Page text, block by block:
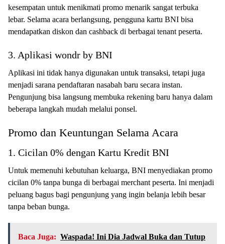
kesempatan untuk menikmati promo menarik sangat terbuka
lebar. Selama acara berlangsung, pengguna kartu BNI bisa
mendapatkan diskon dan cashback di berbagai tenant peserta.
3. Aplikasi wondr by BNI
Aplikasi ini tidak hanya digunakan untuk transaksi, tetapi juga
menjadi sarana pendaftaran nasabah baru secara instan.
Pengunjung bisa langsung membuka rekening baru hanya dalam
beberapa langkah mudah melalui ponsel.
Promo dan Keuntungan Selama Acara
1. Cicilan 0% dengan Kartu Kredit BNI
Untuk memenuhi kebutuhan keluarga, BNI menyediakan promo
cicilan 0% tanpa bunga di berbagai merchant peserta. Ini menjadi
peluang bagus bagi pengunjung yang ingin belanja lebih besar
tanpa beban bunga.
Baca Juga: Waspada! Ini Dia Jadwal Buka dan Tutup